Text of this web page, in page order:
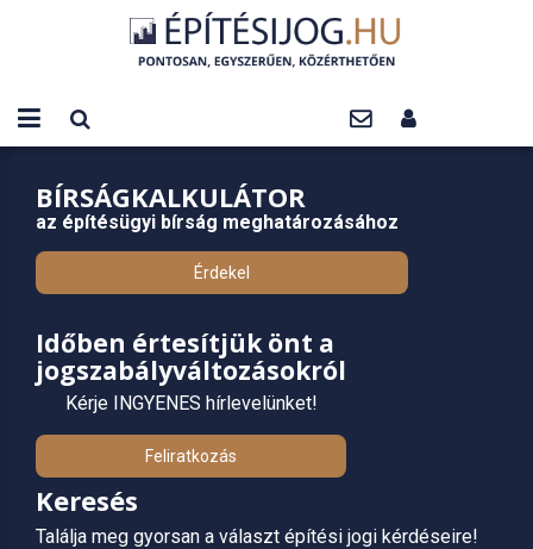
BÍRSÁGKALKULÁTOR
az építésügyi bírság meghatározásához
Érdekel
Időben értesítjük önt a
jogszabályváltozásokról
Kérje INGYENES hírlevelünket!
Feliratkozás
Keresés
Találja meg gyorsan a választ építési jogi kérdéseire!